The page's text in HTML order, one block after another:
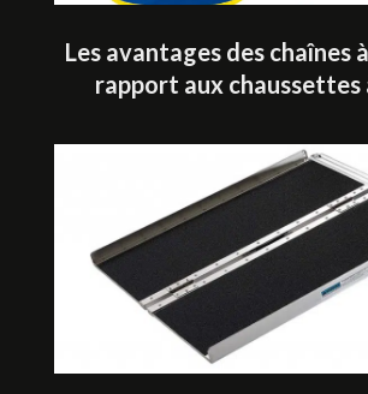
Les avantages des chaînes
rapport aux chaussettes